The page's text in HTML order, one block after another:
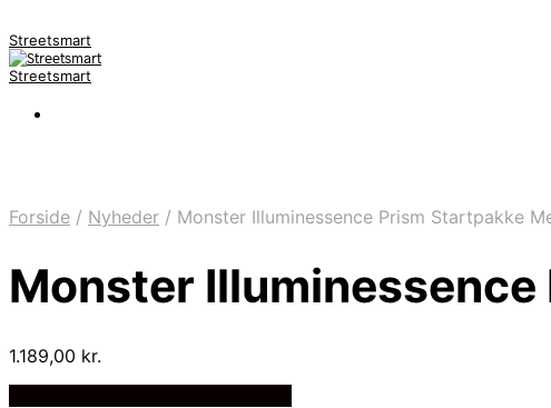
Streetsmart
Streetsmart
Forside / Nyheder / Monster Illuminessence Prism Startpakke
Monster
1.189,00 kr.